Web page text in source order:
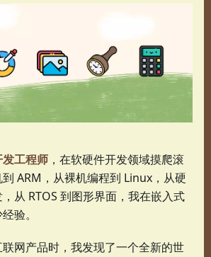
工程师 ，在软硬件开发领域摸爬滚
ARM，从裸机编程到 Linux，从硬
从 RTOS 到图形界面，我在嵌入式
验。
网产品时，我发现了一个全新的世